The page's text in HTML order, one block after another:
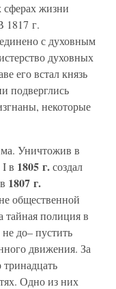
сферах жизни
1817 г.
с духовным
духовных
его встал князь
подверглись
некоторые
Уничтожив в
в 1805 г.создал
1807 г.
общественной
тайная полиция в
до– пустить
движения. За
Одно из них